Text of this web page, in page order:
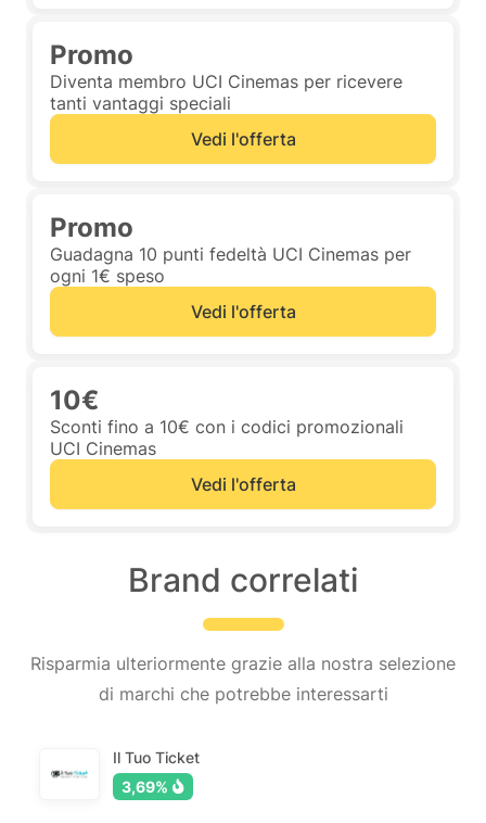
Promo
Diventa membro UCI Cinemas per ricevere
tanti vantaggi speciali
Vedi l'offerta
Promo
Guadagna 10 punti fedeltà UCI Cinemas per
ogni 1€ speso
Vedi l'offerta
10€
Sconti fino a 10€ con i codici promozionali
UCI Cinemas
Vedi l'offerta
Brand correlati
Risparmia ulteriormente grazie alla nostra selezione
di marchi che potrebbe interessarti
Il Tuo Ticket
3,69%